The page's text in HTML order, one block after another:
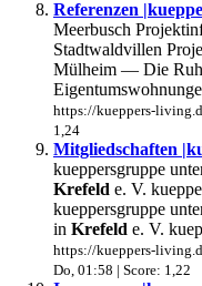
Referenzen
Meerbusch
Stadtwaldvillen
Mülheim — Die
https://kueppers-
1,24
Mitgliedschaften
kueppersgruppe
Krefeld e. V.
kueppersgruppe
in Krefeld e. V.
https://kueppers-
Do, 01:58 | Score: 1,22